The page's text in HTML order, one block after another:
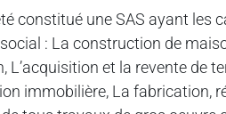
constitué une SAS ayant les
social : La construction de
L’acquisition et la revente de
immobilière, La fabrication,